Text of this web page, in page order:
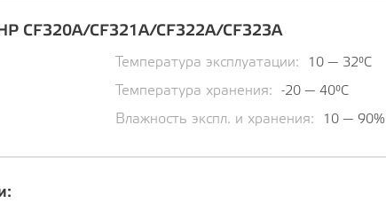
CF320A/CF321А/CF322А/CF323А
Температура эксплуатации: 10 — 32°C
Температура хранения: -20 — 40°C
Влажность экспл. и хранения: 10 — 90%